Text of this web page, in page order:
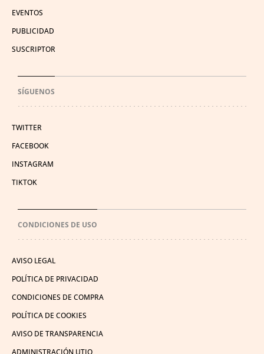
EVENTOS
PUBLICIDAD
SUSCRIPTOR
SÍGUENOS
TWITTER
FACEBOOK
INSTAGRAM
TIKTOK
CONDICIONES DE USO
AVISO LEGAL
POLÍTICA DE PRIVACIDAD
CONDICIONES DE COMPRA
POLÍTICA DE COOKIES
AVISO DE TRANSPARENCIA
ADMINISTRACIÓN UTIQ